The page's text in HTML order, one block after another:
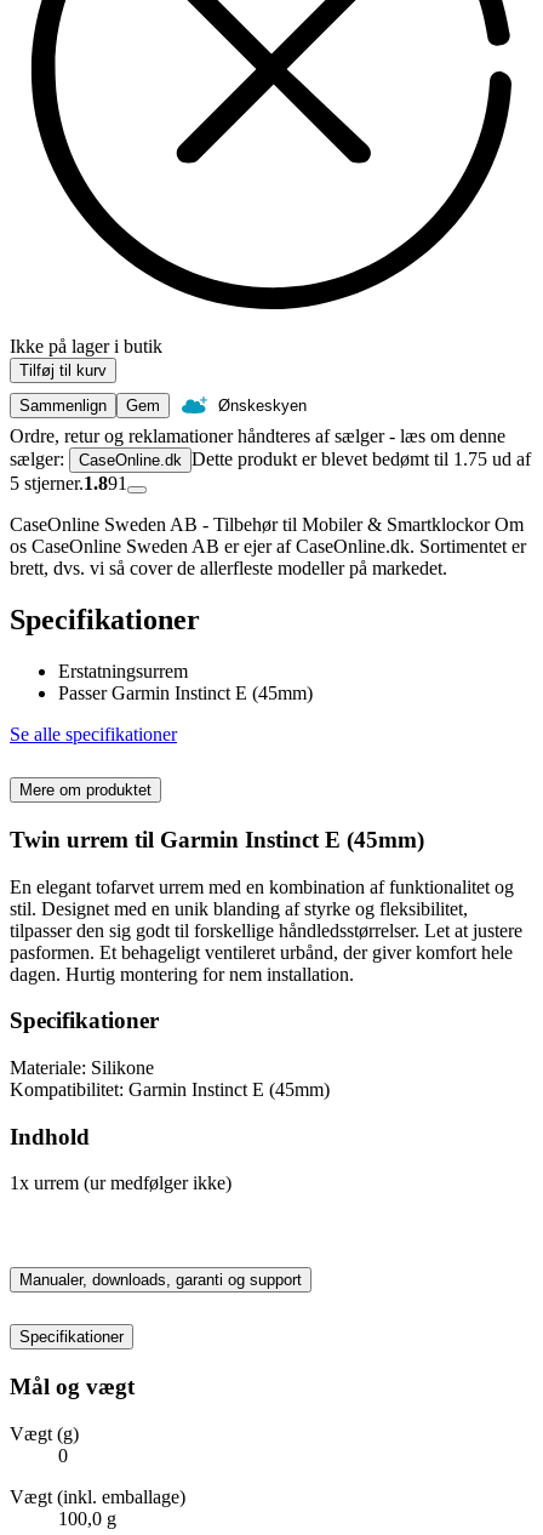
Ikke på lager i butik
Tilføj til kurv
Sammenlign
Gem Ønskeskyen
Ordre, retur og reklamationer håndteres af sælger - læs om denne
sælger:
CaseOnline.dk Dette produkt er blevet bedømt til 1.75 ud af
5 stjerner.1.891
CaseOnline Sweden AB - Tilbehør til Mobiler & Smartklockor Om
os CaseOnline Sweden AB er ejer af CaseOnline.dk. Sortimentet er
brett, dvs. vi så cover de allerfleste modeller på markedet.
Specifikationer
Erstatningsurrem
Passer Garmin Instinct E (45mm)
Se alle specifikationer
Mere om produktet
Twin urrem til Garmin Instinct E (45mm)
En elegant tofarvet urrem med en kombination af funktionalitet og
stil. Designet med en unik blanding af styrke og fleksibilitet,
tilpasser den sig godt til forskellige håndledsstørrelser. Let at justere
pasformen. Et behageligt ventileret urbånd, der giver komfort hele
dagen. Hurtig montering for nem installation.
Specifikationer
Materiale: Silikone
Kompatibilitet: Garmin Instinct E (45mm)
Indhold
1x urrem (ur medfølger ikke)
Manualer, downloads, garanti og support
Specifikationer
Mål og vægt
Vægt (g)
0
Vægt (inkl. emballage)
100,0 g